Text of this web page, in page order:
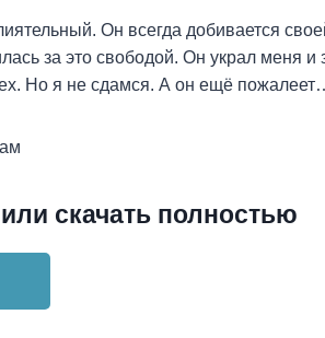
Он всегда добивается
за это свободой. Он украл меня и
Но я не сдамся. А он ещё
скачать полностью